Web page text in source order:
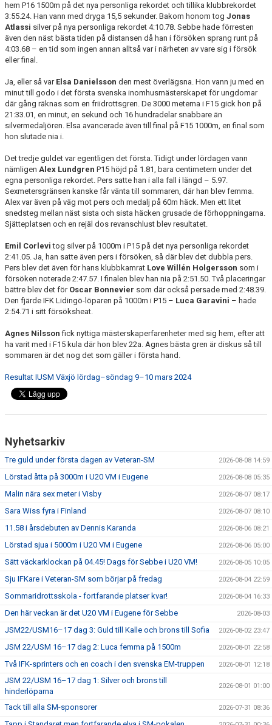
hem P16 1500m på det nya personliga rekordet och tillika klubbrekordet
3:55.24. Han vann med dryga 15,5 sekunder. Bakom honom tog Jonas
Atlassi silver på nya personliga rekordet 4:10.78. Sebbe hade förresten
även den näst bästa tiden på distansen då han i försöken sprang runt på
4:03.68 – en tid som ingen annan alltså var i närheten av vare sig i försök
eller final.
Ja, eller så var Elsa Danielsson den mest överlägsna. Hon vann ju med en
minut till godo i det första svenska inomhusmästerskapet för ungdomar
där gång räknas som en friidrottsgren. De 3000 meterna i F15 gick hon på
21:33.01, en minut, en sekund och 16 hundradelar snabbare än
silvermedaljören. Elsa avancerade även till final på F15 1000m, en final som
hon slutade nia i.
Det tredje guldet var egentligen det första. Tidigt under lördagen vann
nämligen Alex Lundgren P15 höjd på 1.81, bara centimetern under det
egna personliga rekordet. Pers satte han i alla fall i längd – 5.97.
Sexmetersgränsen kanske får vänta till sommaren, där han blev femma.
Alex var även på väg mot pers och medalj på 60m häck. Men ett litet
snedsteg mellan näst sista och sista häcken grusade de förhoppningarna.
Sjätteplatsen och en rejäl dos revanschlust blev resultatet.
Emil Corlevi tog silver på 1000m i P15 på det nya personliga rekordet
2:41.05. Ja, han satte även pers i försöken, så där blev det dubbla pers.
Pers blev det även för hans klubbkamrat Love Willén Holgersson som i
försöken noterade 2:47.57. I finalen blev han nia på 2:51.50. Två placeringar
bättre blev det för Oscar Bonnevier som där också persade med 2:48.39.
Den fjärde IFK Lidingö-löparen på 1000m i P15 – Luca Garavini – hade
2:54.71 i sitt försöksheat.
Agnes Nilssonfick nyttiga mästerskaperfarenheter med sig hem, efter att
ha varit med i F15 kula där hon blev 22a. Agnes bästa gren är diskus så till
sommaren är det nog det som gäller i första hand.
Resultat IUSM Växjö lördag–söndag 9–10 mars 2024
Nyhetsarkiv
Tre guld under första dagen av Veteran-SM 2026-08-08 14:59
Lörstad åtta på 3000m i U20 VM i Eugene 2026-08-08 05:35
Malin nära sex meter i Visby 2026-08-07 08:17
Sara Wiss fyra i Finland 2026-08-07 08:10
11.58 i årsdebuten av Dennis Karanda 2026-08-06 08:21
Lörstad sjua i 5000m i U20 VM i Eugene 2026-08-06 05:00
Sätt väckarklockan på 04.45! Dags för Sebbe i U20 VM! 2026-08-05 10:05
Sju IFKare i Veteran-SM som börjar på fredag 2026-08-04 22:59
Sommaridrottsskola - fortfarande platser kvar! 2026-08-04 16:33
Den här veckan är det U20 VM i Eugene för Sebbe 2026-08-03
JSM22/USM16–17 dag 3: Guld till Kalle och brons till Sofia 2026-08-02 23:47
JSM 22/USM 16–17 dag 2: Luca femma på 1500m 2026-08-01 22:58
Två IFK-sprinters och en coach i den svenska EM-truppen 2026-08-01 12:18
JSM 22/USM 16–17 dag 1: Silver och brons till
hinderlöparna
2026-08-01 01:00
Tack till alla SM-sponsorer 2026-07-31 08:36